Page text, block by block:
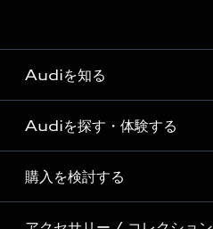
Audiを知る
Audi ブランド
Story of Progress
Audi Sport
Audiを探す・体験する
ディーラー検索
新車在庫検索
購入を検討する